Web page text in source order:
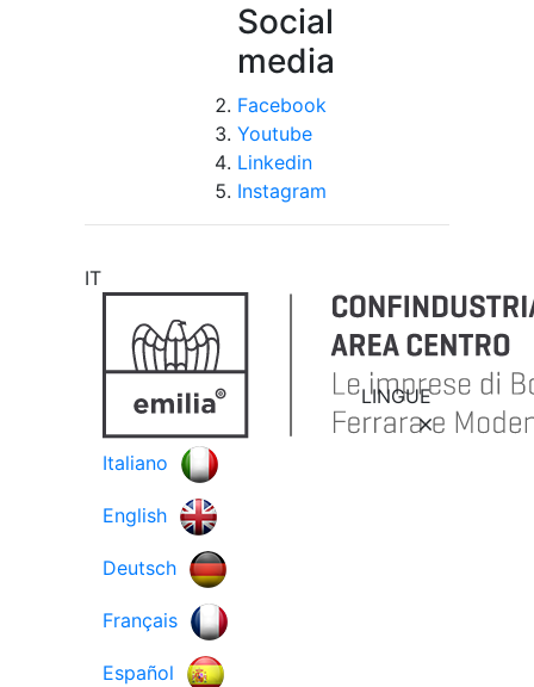
Social
media
Facebook
Youtube
Linkedin
Instagram
IT
LINGUE
Italiano
English
Deutsch
Français
Español